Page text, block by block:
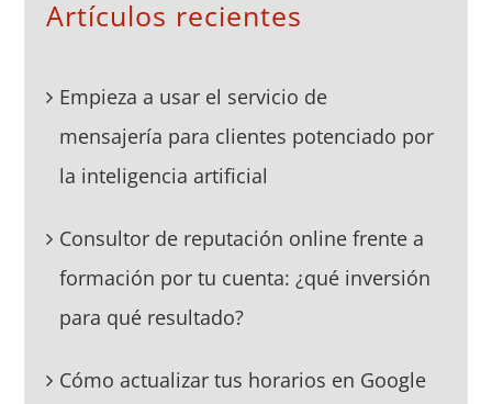
Artículos recientes
Empieza a usar el servicio de
mensajería para clientes potenciado por
la inteligencia artificial
Consultor de reputación online frente a
formación por tu cuenta: ¿qué inversión
para qué resultado?
Cómo actualizar tus horarios en Google